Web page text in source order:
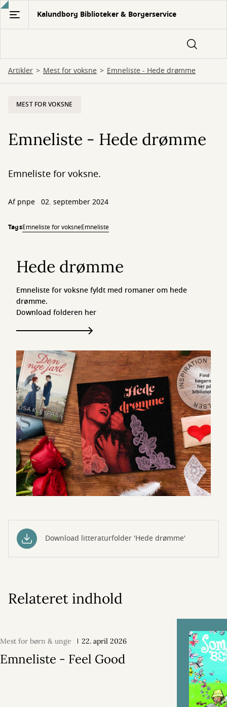
Gå
hovedindhold
Kalundborg Biblioteker & Borgerservice
Artikler Mest for voksne Emneliste - Hede drømme
MEST FOR VOKSNE
Emneliste - Hede drømme
Emneliste for voksne.
Afpnpe 02. september 2024
TagsEmneliste for voksneEmneliste
Hede drømme
Emneliste for voksne fyldt med romaner om hede
drømme.
Download folderen her
Download litteraturfolder 'Hede drømme'
Relateret indhold
Mest for børn & unge 22. april 2026
Emneliste - Feel Good